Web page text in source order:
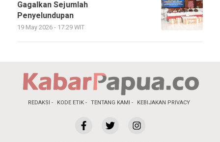
Gagalkan Sejumlah
Penyelundupan
19 May 2026 - 17:29 WIT
REDAKSI KODE ETIK TENTANG KAMI KEBIJAKAN PRIVACY